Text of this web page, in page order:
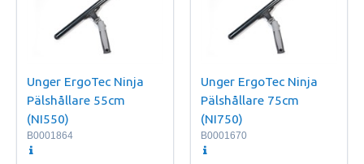
Unger ErgoTec Ninja
Pälshållare 55cm
(NI550)
B0001864
Unger ErgoTec Ninja
Pälshållare 75cm
(NI750)
B0001670